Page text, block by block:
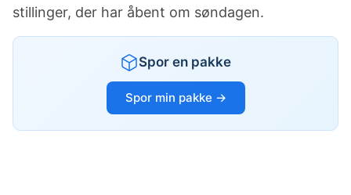
stillinger, der har åbent om søndagen.
Spor en pakke
Spor min pakke →